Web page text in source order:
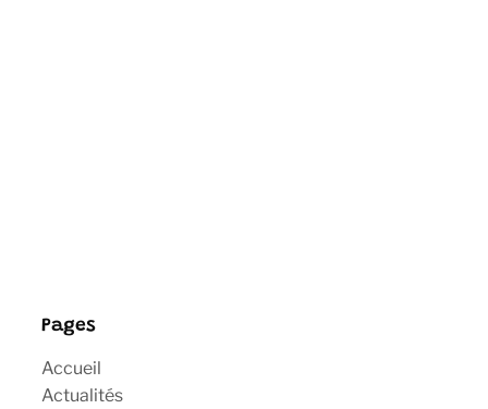
Pages
Accueil
Actualités